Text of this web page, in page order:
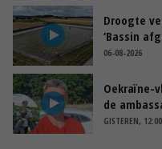
Droogte
‘Bassin
06-08-2026
Oekraïne-
de
GISTEREN, 12:00